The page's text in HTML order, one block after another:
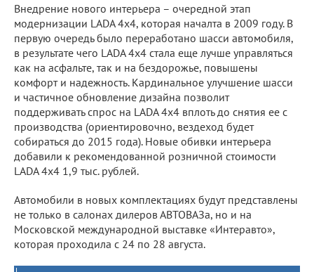
Внедрение нового интерьера – очередной этап
модернизации LADA 4х4, которая началта в 2009 году. В
первую очередь было переработано шасси автомобиля,
в результате чего LADA 4х4 стала еще лучше управляться
как на асфальте, так и на бездорожье, повышены
комфорт и надежность. Кардинальное улучшение шасси
и частичное обновление дизайна позволит
поддерживать спрос на LADA 4х4 вплоть до снятия ее с
производства (ориентировочно, вездеход будет
собираться до 2015 года). Новые обивки интерьера
добавили к рекомендованной розничной стоимости
LADA 4х4 1,9 тыс. рублей.
Автомобили в новых комплектациях будут представлены
не только в салонах дилеров АВТОВАЗа, но и на
Московской международной выставке «Интеравто»,
которая проходила с 24 по 28 августа.